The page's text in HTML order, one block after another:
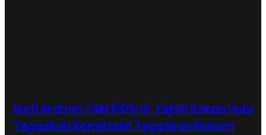
Ikuti Arahan JAM PIDSUS, Kejari Rokan Hulu
Tegaskan Komitmen Tegakkan Hukum